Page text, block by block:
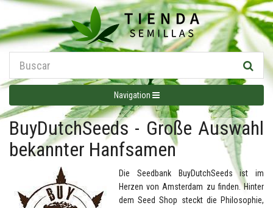
Navigation
BuyDutchSeeds - Große Auswahl
bekannter Hanfsamen
Die Seedbank BuyDutchSeeds ist im
Herzen von Amsterdam zu finden. Hinter
dem Seed Shop steckt die Philosophie,